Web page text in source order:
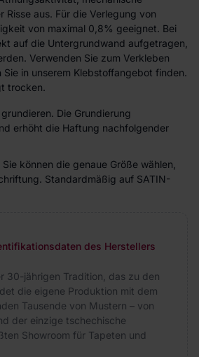
aus. Für die Verlegung von
von maximal 0,8% geeignet. Bei
auf die Untergrundwand aufgetragen,
Verwenden Sie zum Verkleben
in unserem Klebstoffangebot finden.
trocken.
Die Grundierung
erhöht die Haftung nachfolgender
können die genaue Größe wählen,
Standardmäßig auf SATIN-
des Herstellers
30-jährigen Tradition, das zu den
die eigene Produktion mit dem
Tausende von Mustern – von
der einzige tschechische
Showroom für Tapeten und